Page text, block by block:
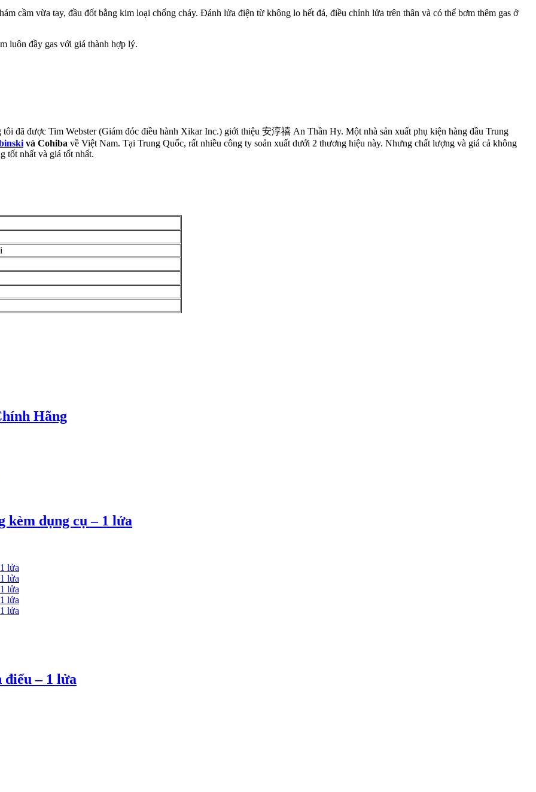
cầm vừa tay, đầu đốt bằng kim loại chống cháy. Đánh lửa điện từ không lo hết đá, điều chỉnh lửa trên thân và có thể bơm thêm gas ở
luôn đầy gas với giá thành hợp lý.
đã được Tim Webster (Giám đóc điều hành Xikar Inc.) giới thiệu 安淳禧 An Thần Hy. Một nhà sản xuất phụ kiện hàng đầu Trung
và Cohiba về Việt Nam. Tại Trung Quốc, rất nhiều công ty soản xuất dưới 2 thương hiệu này. Nhưng chất lượng và giá cả không
tốt nhất và giá tốt nhất.
Hãng
kèm dụng cụ – 1 lửa
– 1 lửa